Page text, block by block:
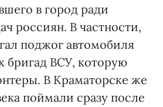
в город ради
россиян. В частности,
поджог автомобиля
бригад ВСУ, которую
В Краматорске же
поймали сразу после